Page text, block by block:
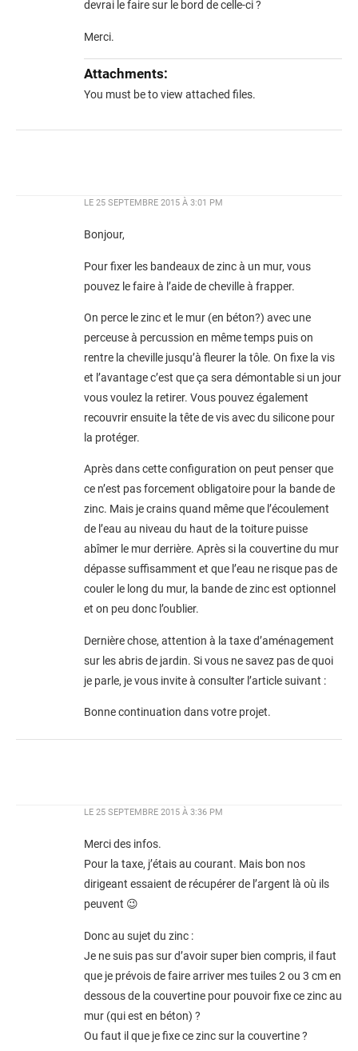
devrai le faire sur le bord de celle-ci ?
Merci.
Attachments:
You must beto view attached files.
LE 25 SEPTEMBRE 2015 À 3:01 PM
Bonjour,
Pour fixer les bandeaux de zinc à un mur, vous
pouvez le faire à l’aide de cheville à frapper.
On perce le zinc et le mur (en béton?) avec une
perceuse à percussion en même temps puis on
rentre la cheville jusqu’à fleurer la tôle. On fixe la vis
et l’avantage c’est que ça sera démontable si un jour
vous voulez la retirer. Vous pouvez également
recouvrir ensuite la tête de vis avec du silicone pour
la protéger.
Après dans cette configuration on peut penser que
ce n’est pas forcement obligatoire pour la bande de
zinc. Mais je crains quand même que l’écoulement
de l’eau au niveau du haut de la toiture puisse
abîmer le mur derrière. Après si la couvertine du mur
dépasse suffisamment et que l’eau ne risque pas de
couler le long du mur, la bande de zinc est optionnel
et on peu donc l’oublier.
Dernière chose, attention à la taxe d’aménagement
sur les abris de jardin. Si vous ne savez pas de quoi
je parle, je vous invite à consulter l’article suivant :
Bonne continuation dans votre projet.
LE 25 SEPTEMBRE 2015 À 3:36 PM
Merci des infos.
Pour la taxe, j’étais au courant. Mais bon nos
dirigeant essaient de récupérer de l’argent là où ils
peuvent 😉
Donc au sujet du zinc :
Je ne suis pas sur d’avoir super bien compris, il faut
que je prévois de faire arriver mes tuiles 2 ou 3 cm en
dessous de la couvertine pour pouvoir fixe ce zinc au
mur (qui est en béton) ?
Ou faut il que je fixe ce zinc sur la couvertine ?